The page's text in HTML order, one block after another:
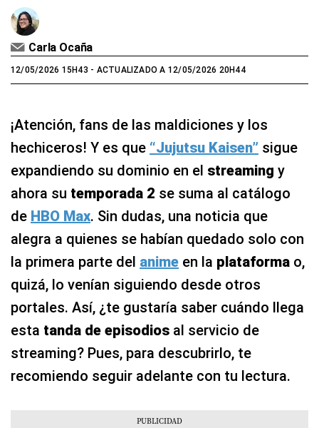
Carla Ocaña
12/05/2026 15H43 - ACTUALIZADO A 12/05/2026 20H44
¡Atención, fans de las maldiciones y los
hechiceros! Y es que “Jujutsu Kaisen” sigue
expandiendo su dominio en el streaming y
ahora su temporada 2 se suma al catálogo
de HBO Max. Sin dudas, una noticia que
alegra a quienes se habían quedado solo con
la primera parte del anime en la plataforma o,
quizá, lo venían siguiendo desde otros
portales. Así, ¿te gustaría saber cuándo llega
esta tanda de episodios al servicio de
streaming? Pues, para descubrirlo, te
recomiendo seguir adelante con tu lectura.